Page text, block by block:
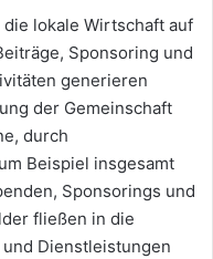
lokale Wirtschaft auf
Sponsoring und
generieren
der Gemeinschaft
durch
Beispiel insgesamt
Sponsorings und
fließen in die
Dienstleistungen